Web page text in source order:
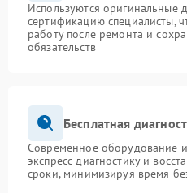
Используются оригинальные
сертификацию специалисты,
работу после ремонта и
обязательств
Бесплатная
Современное оборудование
экспресс-диагностику и
сроки, минимизируя время